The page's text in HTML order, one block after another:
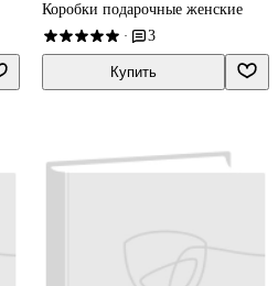
Коробки подарочные женские
· 3
Купить